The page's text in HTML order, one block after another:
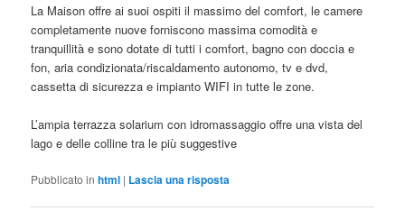
La Maison offre ai suoi ospiti il massimo del comfort, le camere
completamente nuove forniscono massima comodità e
tranquillità e sono dotate di tutti i comfort, bagno con doccia e
fon, aria condizionata/riscaldamento autonomo, tv e dvd,
cassetta di sicurezza e impianto WIFI in tutte le zone.
L’ampia terrazza solarium con idromassaggio offre una vista del
lago e delle colline tra le più suggestive
Pubblicato in html | Lascia una risposta